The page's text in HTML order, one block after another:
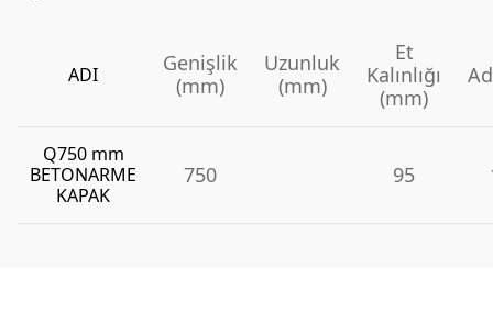
ADI
Genişlik
(mm)
Uzunluk
(mm)
Et
Kalınlığı
(mm)
Q750 mm
BETONARME
KAPAK
750 95